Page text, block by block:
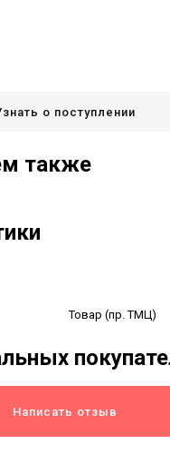
о поступлении
также
Товар (пр. ТМЦ)
Написать отзыв